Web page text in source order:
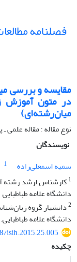
فصلنامه
مقایسه و بررسی
در متون آموزش
میان‌رشته‌ای)
نوع مقاله : مقاله علمی
نویسندگان
سمیه اسمعلی‌زاده
1
1کارشناس ارشد رشته
دانشگاه علامه طباطبایی
2دانشیار گروه
دانشگاه علامه طباطبایی.
isih.2015.25.005
چکیده